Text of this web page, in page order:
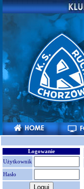
Logowanie
Użytkownik
Hasło